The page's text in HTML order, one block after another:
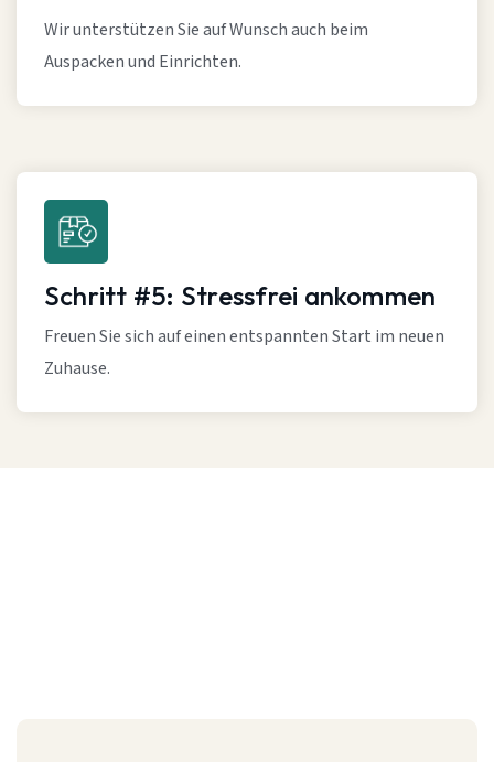
Wir unterstützen Sie auf Wunsch auch beim
Auspacken und Einrichten.
Schritt #5: Stressfrei ankommen
Freuen Sie sich auf einen entspannten Start im neuen
Zuhause.